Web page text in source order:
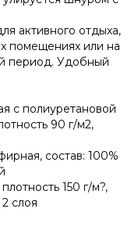
активного отдыха,
помещениях или на
период. Удобный
с полиуретановой
90 г/м2,
состав: 100%
150 г/м?,
слоя